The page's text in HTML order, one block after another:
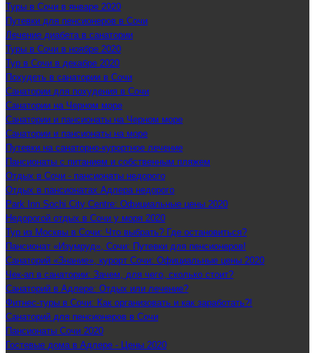
Туры в Сочи в январе 2020
Путевки для пенсионеров в Сочи
Лечение диабета в санатории
Туры в Сочи в ноябре 2020
Тур в Сочи в декабре 2020
Похудеть в санатории в Сочи
Санатории для похудения в Сочи
Санатории на Черном море
Санатории и пансионаты на Черном море
Санатории и пансионаты на море
Путевки на санаторно-курортное лечение
Пансионаты с питанием и собственным пляжем
Отдых в Сочи - пансионаты недорого
Отдых в пансионатах Адлера недорого
Park Inn Sochi City Centre: Официальные цены 2020
Недорогой отдых в Сочи у моря 2020
Тур из Москвы в Сочи: Что выбрать? Где остановиться?
Пансионат «Изумруд», Сочи: Путевки для пенсионеров!
Санаторий «Знание», курорт Сочи: Официальные цены 2020
Чек-ап в санатории: Зачем, для чего, сколько стоит?
Санаторий в Адлере: Отдых или лечение?
Фитнес-туры в Сочи: Как организовать и как заработать?!
Санаторий для пенсионеров в Сочи
Пансионаты Сочи 2020
Гостевые дома в Адлере - Цены 2020